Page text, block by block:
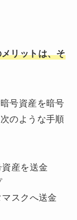
リットは、そ
号資産を暗号
のような手順
産を送金
スクへ送金